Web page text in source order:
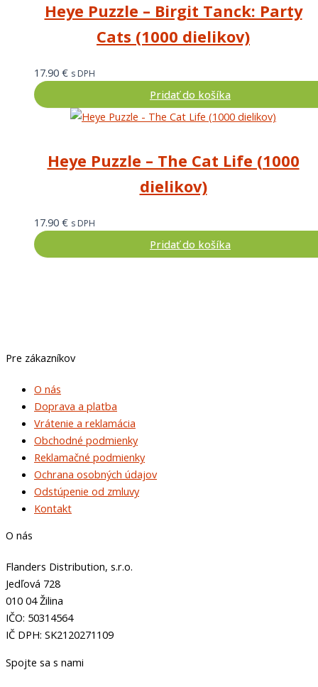
Heye Puzzle – Birgit Tanck: Party
Cats (1000 dielikov)
17.90 € s DPH
Pridať do košíka
Heye Puzzle – The Cat Life (1000
dielikov)
17.90 € s DPH
Pridať do košíka
Pre zákazníkov
O nás
Doprava a platba
Vrátenie a reklamácia
Obchodné podmienky
Reklamačné podmienky
Ochrana osobných údajov
Odstúpenie od zmluvy
Kontakt
O nás
Flanders Distribution, s.r.o.
Jedľová 728
010 04 Žilina
IČO: 50314564
IČ DPH: SK2120271109
Spojte sa s nami